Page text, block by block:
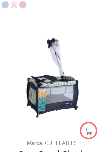
Marca: CUTEBABIES
Azul con rayas
Blanco con rayas